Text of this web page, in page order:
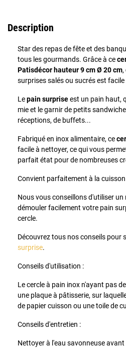
Description
Star des repas de fête et des
tous les gourmands. Grâce à ce
Patisdécor hauteur 9 cm Ø 20 cm
surprises salés ou sucrés est facile
Lepain surpriseest un pain haut,
mie et le garnir de petits
réceptions, de buffets...
Fabriqué en inox alimentaire, ce
facile à nettoyer, ce qui vous
parfait état pour de nombreuses
Convient parfaitement à la
Nous vous conseillons d'utiliser
démouler facilement votre pain
cercle.
Découvrez tous nos conseils pour
surprise.
Conseils d'utilisation :
Le cercle à pain inox n'ayant pas
une plaque à pâtisserie, sur
de papier cuisson ou une toile de
Conseils d'entretien :
Nettoyer à l'eau savonneuse